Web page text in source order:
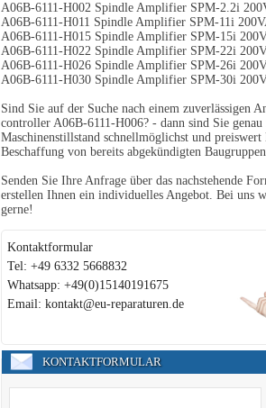
A06B-6111-H002 Spindle Amplifier SPM-2.2i
A06B-6111-H011 Spindle Amplifier SPM-11i
A06B-6111-H015 Spindle Amplifier SPM-15i
A06B-6111-H022 Spindle Amplifier SPM-22i
A06B-6111-H026 Spindle Amplifier SPM-26i
A06B-6111-H030 Spindle Amplifier SPM-30i
Sind Sie auf der Suche nach einem zuverlässigen
controller A06B-6111-H006? - dann sind Sie
Maschinenstillstand schnellmöglichst und
Beschaffung von bereits abgekündigten
Senden Sie Ihre Anfrage über das nachstehende
erstellen Ihnen ein individuelles Angebot. Bei uns
gerne!
Kontaktformular
Tel: +49 6332 5668832
Whatsapp: +49(0)15140191675
Email: kontakt@eu-reparaturen.de
KONTAKTFORMULAR